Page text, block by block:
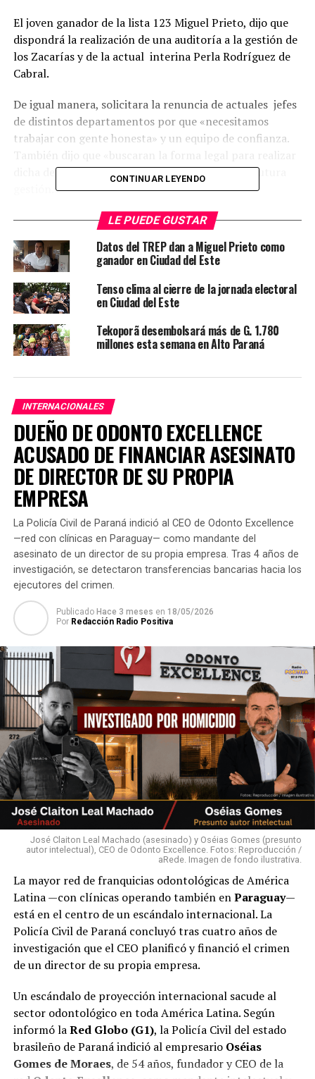
El joven ganador de la lista 123 Miguel Prieto, dijo que
dispondrá la realización de una auditoría a la gestión de
los Zacarías y de la actual interina Perla Rodríguez de
Cabral.
De igual manera, solicitara la renuncia de actuales jefes
de distintos departamentos por que «necesitamos
trabajar con gente honesta» y un equipo de confianza.
dicha depuración y así lograr transparentar su futura
gestión.»
TEMAS RELACIONADOS: LOCALES PORTADA
ARRIBA SIGUIENTE
Informe Meteorológico 06-05-19
NO SE PIERDA
Tenso clima al cierre de la jornada electoral en Ciudad
del Este
CONTINUAR LEYENDO
LE PUEDE GUSTAR
Datos del TREP dan a Miguel Prieto como
ganador en Ciudad del Este
Tenso clima al cierre de la jornada electoral
en Ciudad del Este
Tekoporã desembolsará más de G. 1.780
millones esta semana en Alto Paraná
INTERNACIONALES
DUEÑO DE ODONTO EXCELLENCE
ACUSADO DE FINANCIAR ASESINATO
DE DIRECTOR DE SU PROPIA
EMPRESA
La Policía Civil de Paraná indició al CEO de Odonto Excellence
—red con clínicas en Paraguay— como mandante del
asesinato de un director de su propia empresa. Tras 4 años de
investigación, se detectaron transferencias bancarias hacia los
ejecutores del crimen.
Publicado Hace 3 meses en 18/05/2026
Por Redacción Radio Positiva
José Claiton Leal Machado (asesinado) y Oséias Gomes (presunto
autor intelectual), CEO de Odonto Excellence. Fotos: Reproducción /
aRede. Imagen de fondo ilustrativa.
La mayor red de franquicias odontológicas de América
Latina —con clínicas operando también enParaguay—
está en el centro de un escándalo internacional. La
Policía Civil de Paraná concluyó tras cuatro años de
investigación que el CEO planificó y financió el crimen
de un director de su propia empresa.
Un escándalo de proyección internacional sacude al
sector odontológico en toda América Latina. Según
informó laRed Globo (G1), la Policía Civil del estado
brasileño de Paraná indició al empresario Oséias
Gomes de Moraes, de 54 años, fundador y CEO de la